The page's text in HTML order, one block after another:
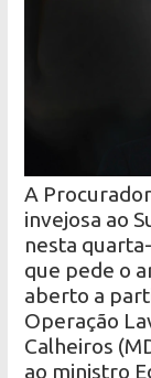
A
invejosa ao
nesta
que pede o
aberto a
Operação
Calheiros
ao ministro